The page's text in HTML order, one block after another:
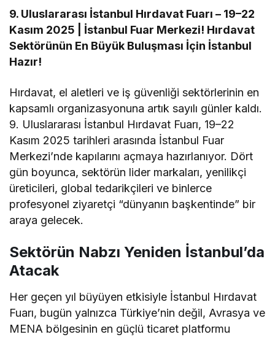
9. Uluslararası İstanbul Hırdavat Fuarı – 19–22
Kasım 2025 | İstanbul Fuar Merkezi! Hırdavat
Sektörünün En Büyük Buluşması İçin İstanbul
Hazır!
Hırdavat, el aletleri ve iş güvenliği sektörlerinin en
kapsamlı organizasyonuna artık sayılı günler kaldı.
9. Uluslararası İstanbul Hırdavat Fuarı, 19–22
Kasım 2025 tarihleri arasında İstanbul Fuar
Merkezi’nde kapılarını açmaya hazırlanıyor. Dört
gün boyunca, sektörün lider markaları, yenilikçi
üreticileri, global tedarikçileri ve binlerce
profesyonel ziyaretçi “dünyanın başkentinde” bir
araya gelecek.
Sektörün Nabzı Yeniden İstanbul’da
Atacak
Her geçen yıl büyüyen etkisiyle İstanbul Hırdavat
Fuarı, bugün yalnızca Türkiye’nin değil, Avrasya ve
MENA bölgesinin en güçlü ticaret platformu